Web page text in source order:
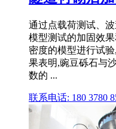
通过点载荷测试、
模型测试的加固效
密度的模型进行试
果表明,豌豆砾石与
数的 ...
联系电话: 180 3780